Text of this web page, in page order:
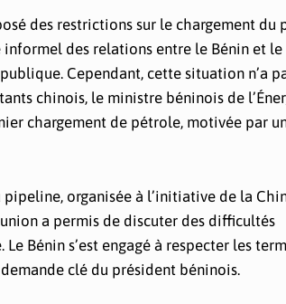
des restrictions sur le chargement du
des relations entre le Bénin et le
Cependant, cette situation n’a
chinois, le ministre béninois de
chargement de pétrole, motivée par
organisée à l’initiative de la
a permis de discuter des difficultés
Bénin s’est engagé à respecter les
clé du président béninois.